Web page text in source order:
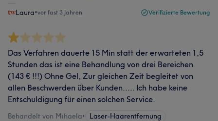
Laura•vor fast 3 Jahren Verifizierte Bewertung
Das Verfahren dauerte 15 Min statt der erwarteten 1,5
Stunden das ist eine Behandlung von drei Bereichen
(143 € !!!) Ohne Gel, Zur gleichen Zeit begleitet von
allen Beschwerden über Kunden..... Ich habe keine
Entschuldigung für einen solchen Service.
Behandelt von Mihaela• Laser-Haarentfernung